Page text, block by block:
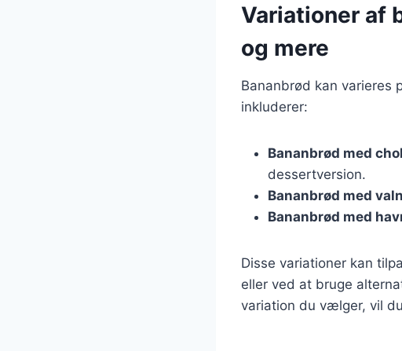
Variationer af
og mere
Bananbrød kan varieres
inkluderer:
Bananbrød med
dessertversion.
Bananbrød med
Bananbrød med
Disse variationer kan
eller ved at bruge
variation du vælger, vil